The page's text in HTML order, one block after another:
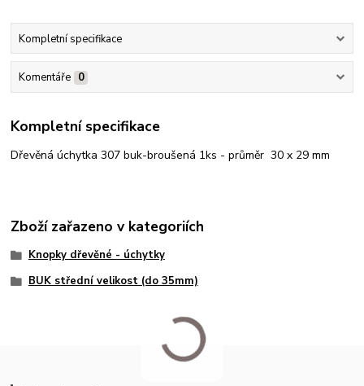
Kompletní specifikace
Komentáře 0
Kompletní specifikace
Dřevěná úchytka 307 buk-broušená 1ks - průměr 30 x 29 mm
Zboží zařazeno v kategoriích
Knopky dřevěné - úchytky
BUK střední velikost (do 35mm)